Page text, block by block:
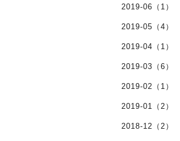
2019-06（1）
2019-05（4）
2019-04（1）
2019-03（6）
2019-02（1）
2019-01（2）
2018-12（2）